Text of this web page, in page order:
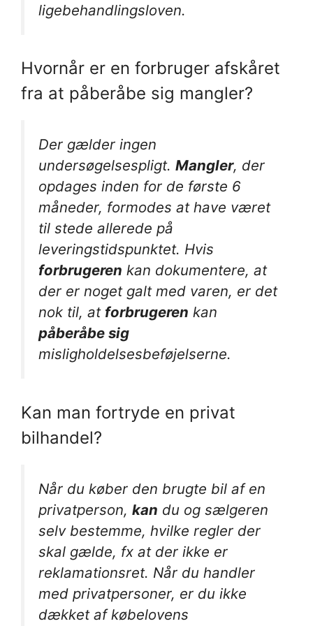
ligebehandlingsloven.
Hvornår er en forbruger afskåret
fra at påberåbe sig mangler?
Der gælder ingen
undersøgelsespligt. Mangler, der
opdages inden for de første 6
måneder, formodes at have været
til stede allerede på
leveringstidspunktet. Hvis
forbrugeren kan dokumentere, at
der er noget galt med varen, er det
nok til, at forbrugeren kan
påberåbe sig
misligholdelsesbeføjelserne.
Kan man fortryde en privat
bilhandel?
Når du køber den brugte bil af en
privatperson, kan du og sælgeren
selv bestemme, hvilke regler der
skal gælde, fx at der ikke er
reklamationsret. Når du handler
med privatpersoner, er du ikke
dækket af købelovens